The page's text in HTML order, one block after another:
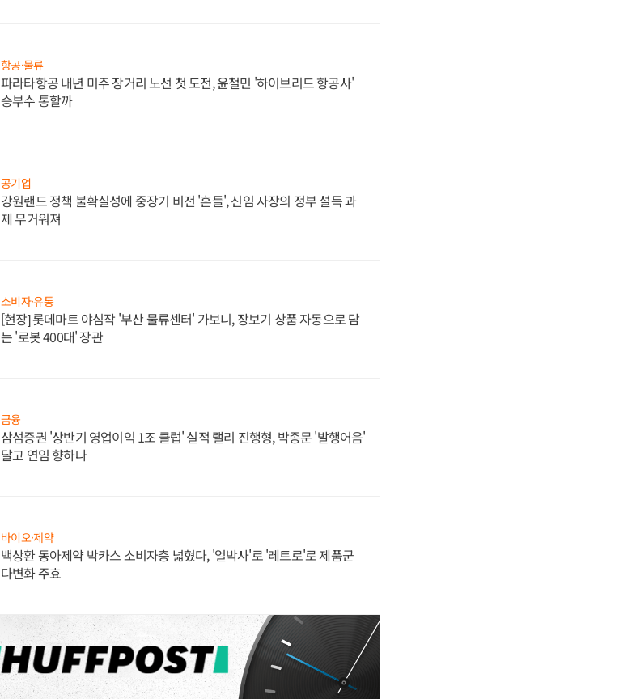
항공·물류
파라타항공 내년 미주 장거리 노선 첫 도전, 윤철민 '하이브리드 항공사'
승부수 통할까
공기업
강원랜드 정책 불확실성에 중장기 비전 '흔들', 신임 사장의 정부 설득 과
제 무거워져
소비자·유통
[현장] 롯데마트 야심작 '부산 물류센터' 가보니, 장보기 상품 자동으로 담
는 '로봇 400대' 장관
금융
삼섬증권 '상반기 영업이익 1조 클럽' 실적 랠리 진행형, 박종문 '발행어음'
달고 연임 향하나
바이오·제약
백상환 동아제약 박카스 소비자층 넓혔다, '얼박사'로 '레트로'로 제품군
다변화 주효